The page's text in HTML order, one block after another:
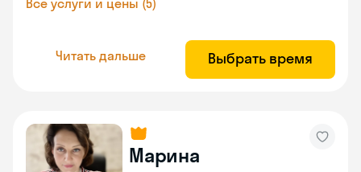
Все услуги и цены (5)
Читать дальше Выбрать время
Марина